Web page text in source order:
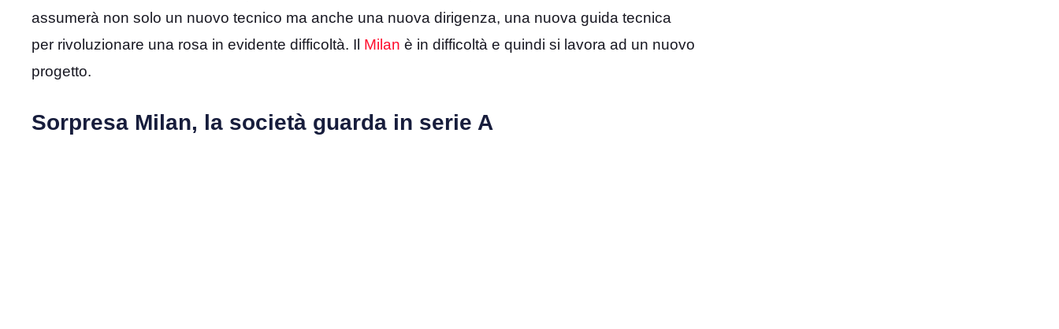
assumerà non solo un nuovo tecnico ma anche una nuova dirigenza, una nuova guida tecnica
per rivoluzionare una rosa in evidente difficoltà. Il Milan è in difficoltà e quindi si lavora ad un nuovo
progetto.
Sorpresa Milan, la società guarda in serie A